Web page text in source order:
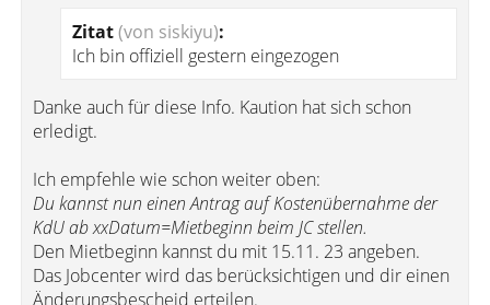
Zitat(von siskiyu):
Ich bin offiziell gestern eingezogen
Danke auch für diese Info. Kaution hat sich schon
erledigt.
Ich empfehle wie schon weiter oben:
Du kannst nun einen Antrag auf Kostenübernahme der
KdU ab xxDatum=Mietbeginn beim JC stellen.
Den Mietbeginn kannst du mit 15.11. 23 angeben.
Das Jobcenter wird das berücksichtigen und dir einen
Änderungsbescheid erteilen.